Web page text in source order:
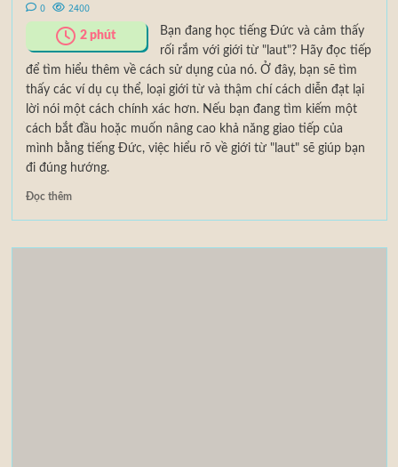
0 2400
2 phút
Bạn đang học tiếng Đức và cảm thấy
rối rắm với giới từ "laut"? Hãy đọc tiếp
để tìm hiểu thêm về cách sử dụng của nó. Ở đây, bạn sẽ tìm
thấy các ví dụ cụ thể, loại giới từ và thậm chí cách diễn đạt lại
lời nói một cách chính xác hơn. Nếu bạn đang tìm kiếm một
cách bắt đầu hoặc muốn nâng cao khả năng giao tiếp của
mình bằng tiếng Đức, việc hiểu rõ về giới từ "laut" sẽ giúp bạn
đi đúng hướng.
Đọc thêm